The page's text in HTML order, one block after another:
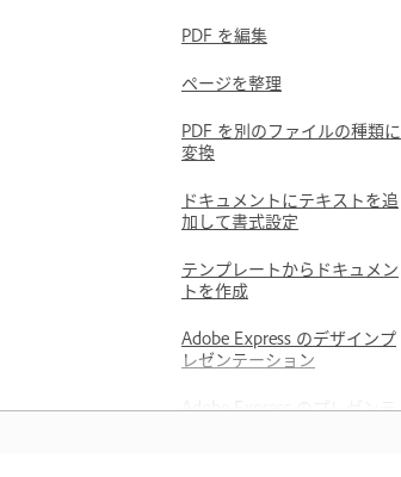
PDF を編集
ページを整理
PDF を別のファイルの種類に
変換
ドキュメントにテキストを追
加して書式設定
テンプレートからドキュメン
トを作成
Adobe Express のデザインプ
レゼンテーション
Adobe Express のプレゼンテ